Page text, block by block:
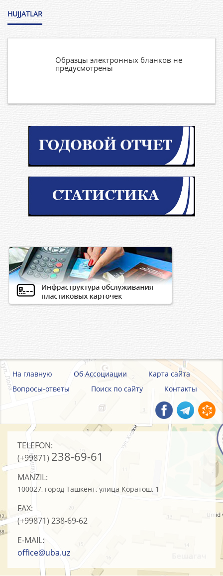
HUJJATLAR
Образцы электронных бланков не
предусмотрены
На главную Об Ассоциации
Карта сайта
Вопросы-ответы
Поиск по сайту Контакты
TELEFON:
(+99871) 238-69-61
MANZIL:
100027, город Ташкент, улица Коратош, 1
FAX:
(+99871) 238-69-62
E-MAIL:
office@uba.uz